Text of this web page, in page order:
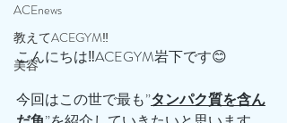
ACEnews
教えてACEGYM‼️
美容
こんにちは‼️ACEGYM岩下です😊
今回はこの世で最も”タンパク質を含ん